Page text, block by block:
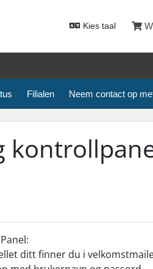
Kies taal
Filialen Neem contact op
ditt finner du i